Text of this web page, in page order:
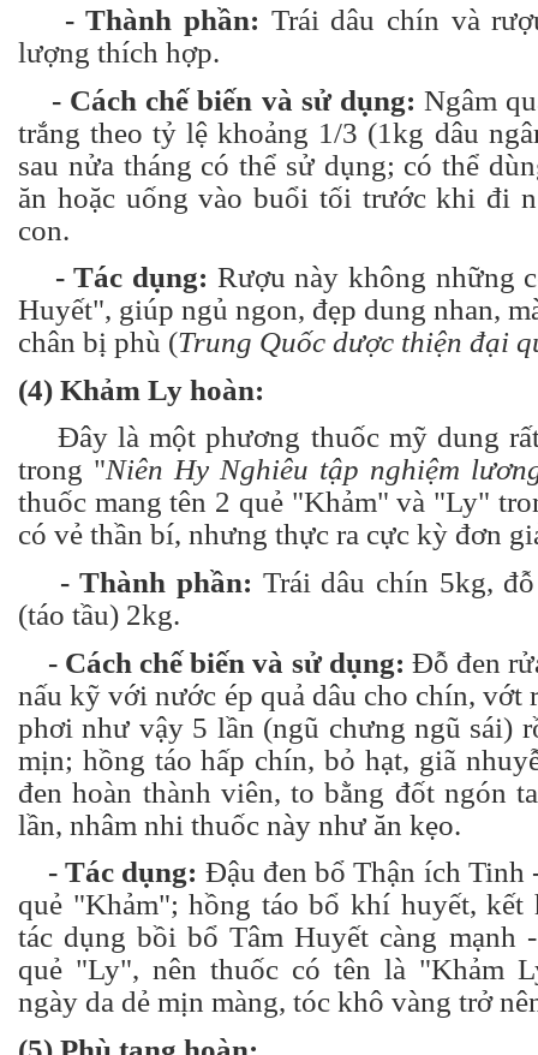
- Thành phần: Trái dâu chín và
lượng thích hợp.
- Cách chế biến và sử dụng: Ngâm
trắng theo tỷ lệ khoảng 1/3 (1kg dâu
sau nửa tháng có thể sử dụng; có thể
ăn hoặc uống vào buổi tối trước khi đi
con.
- Tác dụng: Rượu này không những
Huyết", giúp ngủ ngon, đẹp dung nhan,
chân bị phù (Trung Quốc dược thiện đại
(4) Khảm Ly hoàn:
Đây là một phương thuốc mỹ dung
trong "Niên Hy Nghiêu tập nghiệm
thuốc mang tên 2 quẻ "Khảm" và "Ly"
có vẻ thần bí, nhưng thực ra cực kỳ đơn
- Thành phần: Trái dâu chín 5kg,
(táo tầu) 2kg.
- Cách chế biến và sử dụng: Đỗ đen
nấu kỹ với nước ép quả dâu cho chín, vớt
phơi như vậy 5 lần (ngũ chưng ngũ sái)
mịn; hồng táo hấp chín, bỏ hạt, giã
đen hoàn thành viên, to bằng đốt ngón
lần, nhâm nhi thuốc này như ăn kẹo.
- Tác dụng: Đậu đen bổ Thận ích Tinh
quẻ "Khảm"; hồng táo bổ khí huyết, kết
tác dụng bồi bổ Tâm Huyết càng mạnh
quẻ "Ly", nên thuốc có tên là "Khảm
ngày da dẻ mịn màng, tóc khô vàng trở